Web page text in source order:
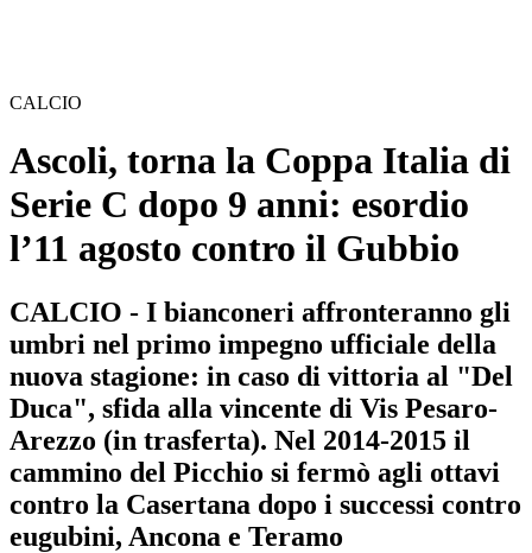
CALCIO
Ascoli, torna la Coppa Italia di
Serie C dopo 9 anni: esordio
l’11 agosto contro il Gubbio
CALCIO - I bianconeri affronteranno gli
umbri nel primo impegno ufficiale della
nuova stagione: in caso di vittoria al "Del
Duca", sfida alla vincente di Vis Pesaro-
Arezzo (in trasferta). Nel 2014-2015 il
cammino del Picchio si fermò agli ottavi
contro la Casertana dopo i successi contro
eugubini, Ancona e Teramo